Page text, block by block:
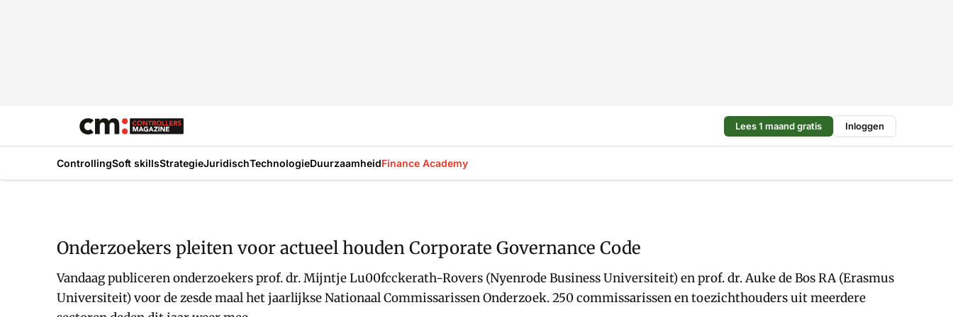
Lees 1 maand gratis Inloggen
ControllingSoft skillsStrategieJuridischTechnologieDuurzaamheidFinance Academy
Onderzoekers pleiten voor actueel houden Corporate Governance Code
Vandaag publiceren onderzoekers prof. dr. Mijntje Lu00fcckerath-Rovers (Nyenrode Business Universiteit) en prof. dr. Auke de Bos RA (Erasmus
Universiteit) voor de zesde maal het jaarlijkse Nationaal Commissarissen Onderzoek. 250 commissarissen en toezichthouders uit meerdere